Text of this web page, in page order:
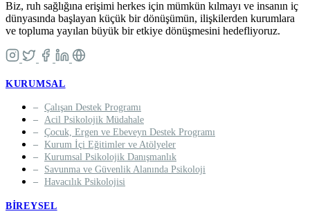
Biz, ruh sağlığına erişimi herkes için mümkün kılmayı ve insanın iç
dünyasında başlayan küçük bir dönüşümün, ilişkilerden kurumlara
ve topluma yayılan büyük bir etkiye dönüşmesini hedefliyoruz.
KURUMSAL
Çalışan Destek Programı
Acil Psikolojik Müdahale
Çocuk, Ergen ve Ebeveyn Destek Programı
Kurum İçi Eğitimler ve Atölyeler
Kurumsal Psikolojik Danışmanlık
Savunma ve Güvenlik Alanında Psikoloji
Havacılık Psikolojisi
BIREYSEL